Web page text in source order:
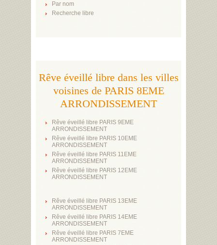
Par nom
Recherche libre
Rêve éveillé libre dans les villes
voisines de PARIS 8EME
ARRONDISSEMENT
Rêve éveillé libre PARIS 9EME
ARRONDISSEMENT
Rêve éveillé libre PARIS 10EME
ARRONDISSEMENT
Rêve éveillé libre PARIS 11EME
ARRONDISSEMENT
Rêve éveillé libre PARIS 12EME
ARRONDISSEMENT
Rêve éveillé libre PARIS 13EME
ARRONDISSEMENT
Rêve éveillé libre PARIS 14EME
ARRONDISSEMENT
Rêve éveillé libre PARIS 7EME
ARRONDISSEMENT